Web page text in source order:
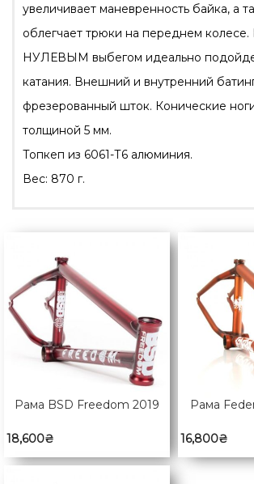
увеличивает маневренность байка, а
облегчает трюки на переднем колесе.
НУЛЕВЫМ выбегом идеально
катания. Внешний и внутренний
фрезерованный шток. Конические
толщиной 5 мм.
Топкеп из 6061-Т6 алюминия.
Вес: 870 г.
Рама BSD Freedom 2019
18,600₴
Рама
16,800₴